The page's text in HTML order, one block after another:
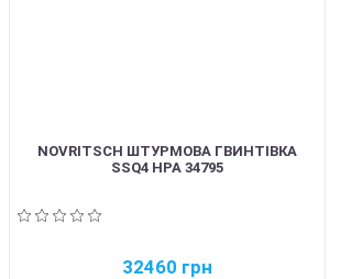
NOVRITSCH ШТУРМОВА ГВИНТІВКА
SSQ4 HPA 34795
32460 грн